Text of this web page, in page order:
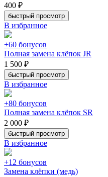
400 ₽
быстрый просмотр
В избранное
+60 бонусов
Полная замена клёпок JR
1 500 ₽
быстрый просмотр
В избранное
+80 бонусов
Полная замена клёпок SR
2 000 ₽
быстрый просмотр
В избранное
+12 бонусов
Замена клёпки (медь)